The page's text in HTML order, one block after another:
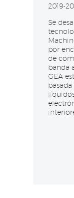
2019-
Se
por
de
banda
GEA